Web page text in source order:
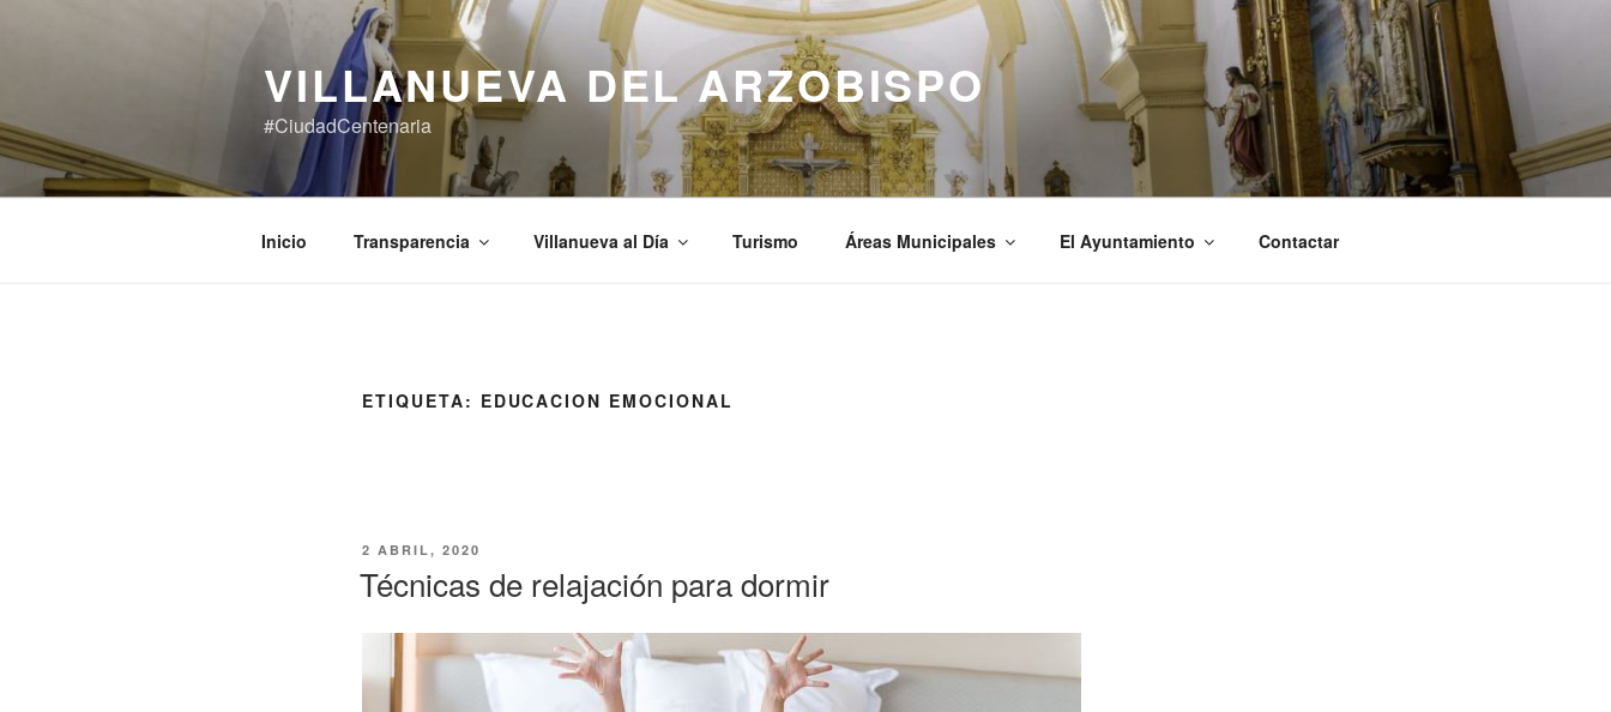
VILLANUEVA DEL ARZOBISPO
#CiudadCentenaria
Inicio Transparencia Villanueva al Día Turismo Áreas Municipales El Ayuntamiento Contactar
ETIQUETA: EDUCACION EMOCIONAL
PUBLICADO
2 ABRIL, 2020
Técnicas de relajación para dormir